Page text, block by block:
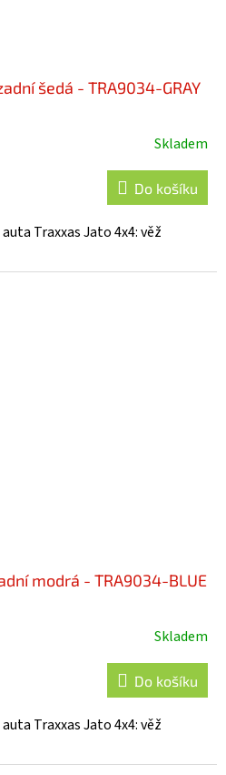
šedá - TRA9034-GRAY
Skladem
Do košíku
Traxxas Jato 4x4: věž
modrá - TRA9034-BLUE
Skladem
Do košíku
Traxxas Jato 4x4: věž